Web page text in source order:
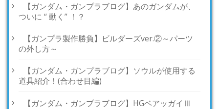
【ガンダム・ガンプラブログ】あのガンダムが、
ついに “ 動く” ！？
【ガンプラ製作勝負】ビルダーズver.②～パーツ
の外し方～
【ガンダム・ガンプラブログ】ソウルが使用する
道具紹介！(合わせ目編)
【ガンダム・ガンプラブログ】HGベアッガイⅢ